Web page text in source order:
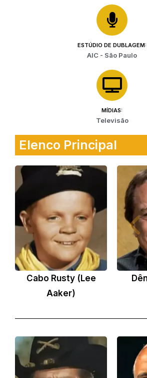
ESTÚDIO DE DUBLAGEM:
AIC - São Paulo
MÍDIAS:
Televisão
Elenco Principal
Cabo Rusty (Lee
Aaker)